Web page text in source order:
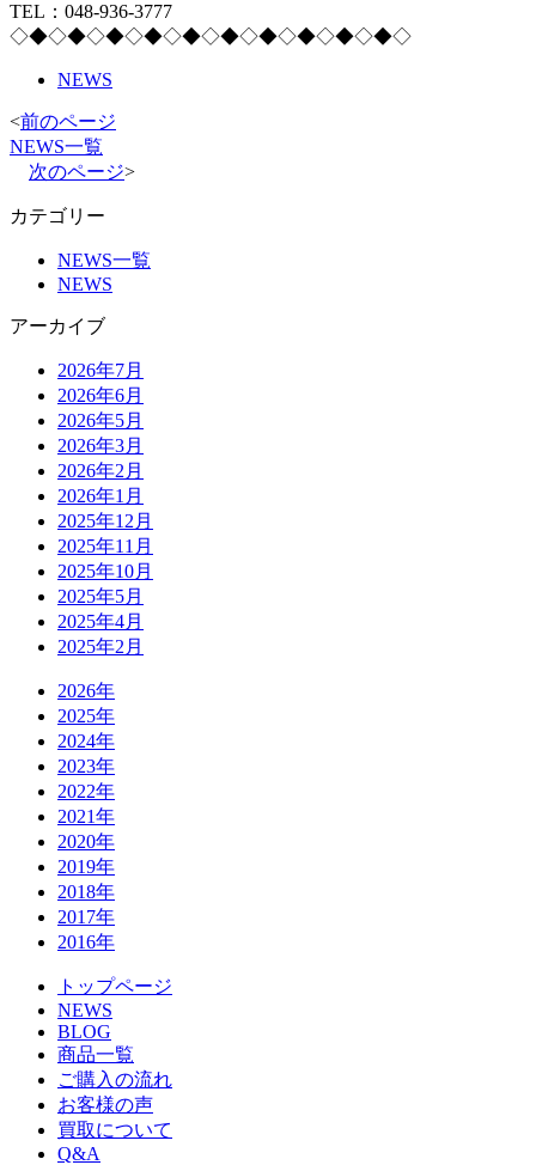
TEL：048-936-3777
◇◆◇◆◇◆◇◆◇◆◇◆◇◆◇◆◇◆◇◆◇
NEWS
<前のページ
NEWS一覧
次のページ>
カテゴリー
NEWS一覧
NEWS
アーカイブ
2026年7月
2026年6月
2026年5月
2026年3月
2026年2月
2026年1月
2025年12月
2025年11月
2025年10月
2025年5月
2025年4月
2025年2月
2026年
2025年
2024年
2023年
2022年
2021年
2020年
2019年
2018年
2017年
2016年
トップページ
NEWS
BLOG
商品一覧
ご購入の流れ
お客様の声
買取について
Q&A